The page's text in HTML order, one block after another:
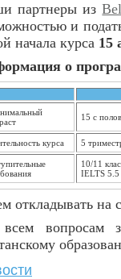
партнеры из
и
начала курса 15
о
15 с
курса 5
10/11
IELTS 5.5
откладывать на
вопросам